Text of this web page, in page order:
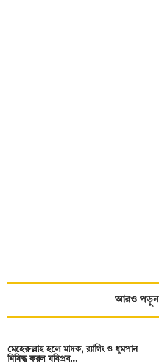
আরও পড়ুন
মেহেরুল্লাহ হলে মাদক, র‍্যাগিং ও ধূমপান
নিষিদ্ধ করল যবিপ্রব…